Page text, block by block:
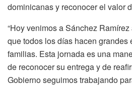
dominicanas y reconocer el valor
“Hoy venimos a Sánchez
que todos los días hacen grandes
familias. Esta jornada es una
de reconocer su entrega y de
Gobierno seguimos trabajando